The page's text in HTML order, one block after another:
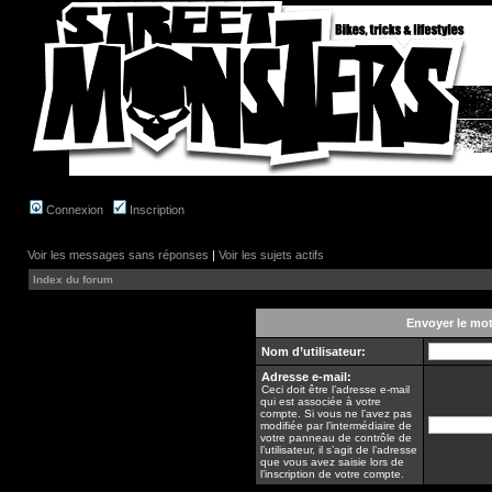
Connexion Inscription
Voir les messages sans réponses | Voir les sujets actifs
Index du forum
Envoyer le
Nom d’utilisateur:
Adresse e-mail:
Ceci doit être l’adresse e-mail
qui est associée à votre
compte. Si vous ne l’avez pas
modifiée par l’intermédiaire de
votre panneau de contrôle de
l’utilisateur, il s’agit de l’adresse
que vous avez saisie lors de
l’inscription de votre compte.